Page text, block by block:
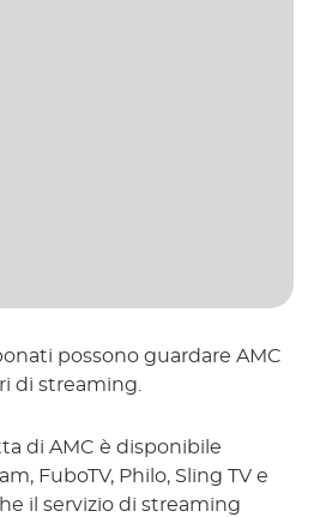
possono guardare AMC
di streaming.
di AMC è disponibile
FuboTV, Philo, Sling TV e
il servizio di streaming